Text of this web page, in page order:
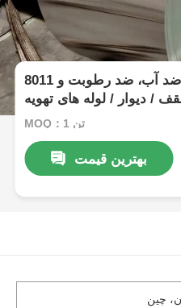
8011 ورق آلومینیوم. قابل تنظیم. ضد آب، ضد رطوبت و
/ دیوار / لوله های تهویه
مطبوع. MOQ：1 تن
بهترین قیمت
چین